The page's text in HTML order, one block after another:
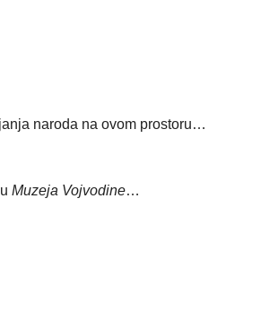
naroda na ovom prostoru…
Muzeja Vojvodine…